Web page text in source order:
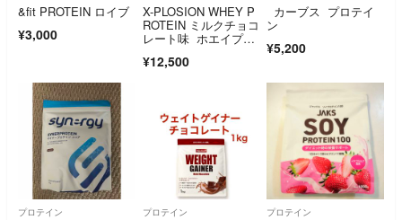
&fit PROTEIN ロイブ
¥3,000
X-PLOSION WHEY P
ROTEIN ミルクチョコ
レート味 ホエイプロ
¥12,500
カーブス プロテイ
ン
¥5,200
プロテイン プロテイン プロテイン